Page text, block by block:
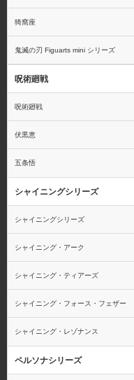
ゲッコー・モリア
カク
キラー
猗窩座
鬼滅の刃 Figuarts mini シリーズ
呪術廻戦
呪術廻戦
伏黒恵
五条悟
シャイニングシリーズ
シャイニングシリーズ
シャイニング・アーク
シャイニング・ティアーズ
シャイニング・フォース・フェザー
シャイニング・レゾナンス
ペルソナシリーズ